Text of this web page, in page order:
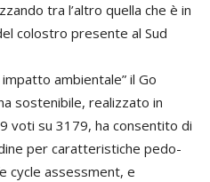
tra l’altro quella che è in
colostro presente al Sud
ambientale” il Go
sostenibile, realizzato in
voti su 3179, ha consentito di
per caratteristiche pedo-
cycle assessment, e